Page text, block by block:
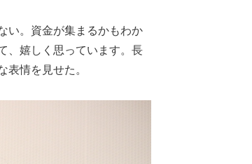
い。資金が集まるかもわか
、嬉しく思っています。長
情を見せた。